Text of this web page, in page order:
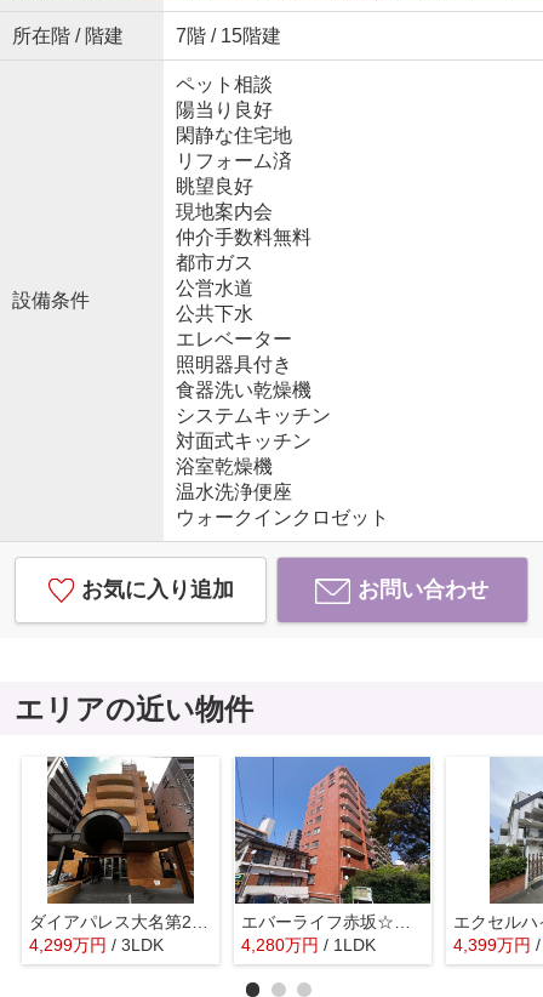
所在階 / 階建 7階 / 15階建
設備条件
ペット相談
陽当り良好
閑静な住宅地
リフォーム済
眺望良好
現地案内会
仲介手数料無料
都市ガス
公営水道
公共下水
エレベーター
照明器具付き
食器洗い乾燥機
システムキッチン
対面式キッチン
浴室乾燥機
温水洗浄便座
ウォークインクロゼット
お気に入り追加 お問い合わせ
エリアの近い物件
4,299万円 / 3LDK
4,280万円 / 1LDK 4,399万円